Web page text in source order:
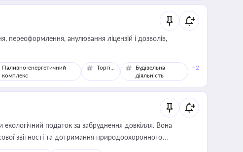
переоформлення, анулювання ліцензій і дозволів,
Паливно-енергетичний
комплекс
Торгівля
Будівельна
діяльність
+2
екологічний податок за забруднення довкілля. Вона
звітності та дотримання природоохоронного